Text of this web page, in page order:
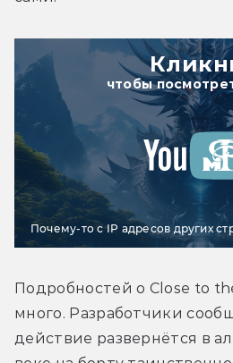
чтобы
Почему-то с IP адресов других
Подробностей о Close to
много. Разработчики
действие развернётся в